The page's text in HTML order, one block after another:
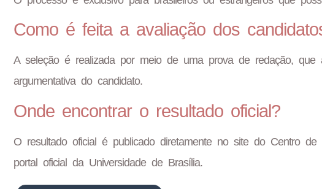
Como é feita a avaliação dos
A seleção é realizada por meio de uma prova de redação, que
argumentativa do candidato.
Onde encontrar o resultado oficial?
O resultado oficial é publicado diretamente no site do Centro
portal oficial da Universidade de Brasília.